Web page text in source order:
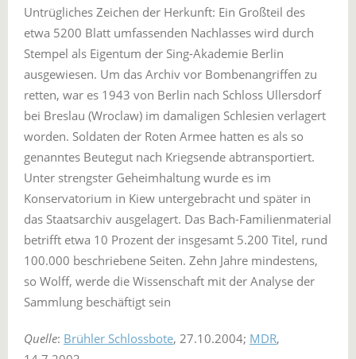
Untrügliches Zeichen der Herkunft: Ein Großteil des
etwa 5200 Blatt umfassenden Nachlasses wird durch
Stempel als Eigentum der Sing-Akademie Berlin
ausgewiesen. Um das Archiv vor Bombenangriffen zu
retten, war es 1943 von Berlin nach Schloss Ullersdorf
bei Breslau (Wroclaw) im damaligen Schlesien verlagert
worden. Soldaten der Roten Armee hatten es als so
genanntes Beutegut nach Kriegsende abtransportiert.
Unter strengster Geheimhaltung wurde es im
Konservatorium in Kiew untergebracht und später in
das Staatsarchiv ausgelagert. Das Bach-Familienmaterial
betrifft etwa 10 Prozent der insgesamt 5.200 Titel, rund
100.000 beschriebene Seiten. Zehn Jahre mindestens,
so Wolff, werde die Wissenschaft mit der Analyse der
Sammlung beschäftigt sein
Quelle: Brühler Schlossbote, 27.10.2004; MDR,